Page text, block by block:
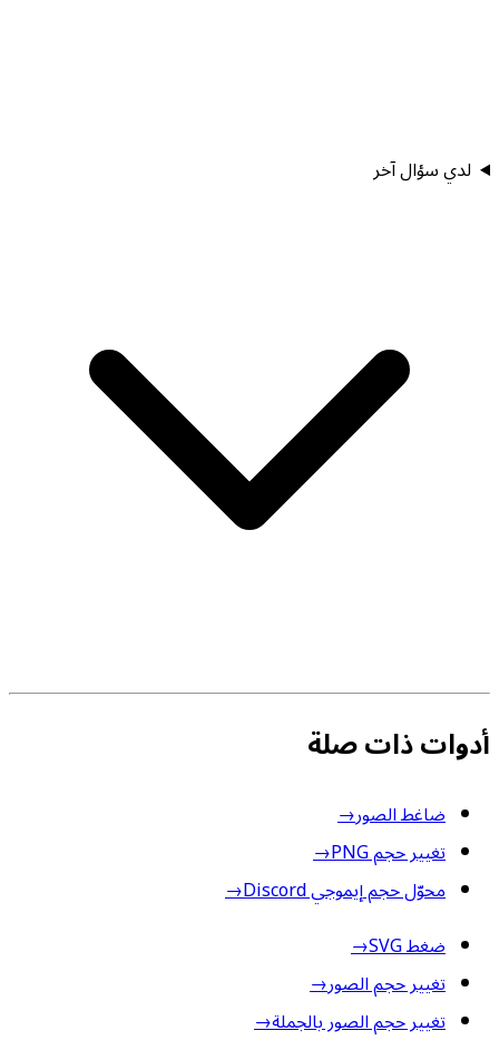
لدي سؤال آخر
أدوات ذات صلة
ضاغط الصور→
تغيير حجم PNG
→
محوّل حجم إيموجي Discord
→
ضغط SVG
→
تغيير حجم الصور→
تغيير حجم الصور بالجملة→